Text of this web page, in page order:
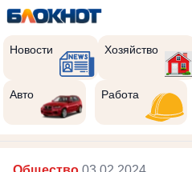
Новости Хозяйство
Авто Работа